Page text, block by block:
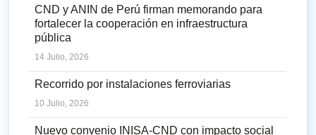
CND y ANIN de Perú firman memorando para
fortalecer la cooperación en infraestructura
pública
14 Julio, 2026
Recorrido por instalaciones ferroviarias
10 Julio, 2026
Nuevo convenio INISA-CND con impacto social